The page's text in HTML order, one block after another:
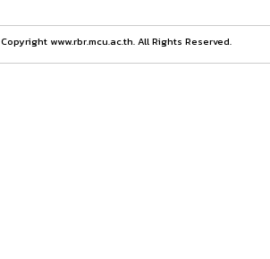
Copyright www.rbr.mcu.ac.th. All Rights Reserved.